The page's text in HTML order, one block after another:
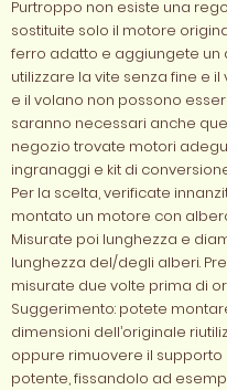
Purtroppo non esiste una
sostituite solo il motore
ferro adatto e aggiungete un
utilizzare la vite senza fine e
e il volano non possono
saranno necessari anche
negozio trovate motori
ingranaggi e kit di
Per la scelta, verificate
montato un motore con
Misurate poi lunghezza e
lunghezza del/degli alberi.
misurate due volte prima di
Suggerimento: potete
dimensioni dell’originale
oppure rimuovere il
potente, fissandolo ad